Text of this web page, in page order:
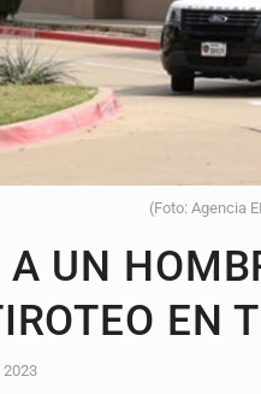
(Foto: Agencia
UN
EN
2023